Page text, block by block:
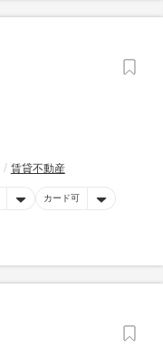
賃貸不動産
カード可